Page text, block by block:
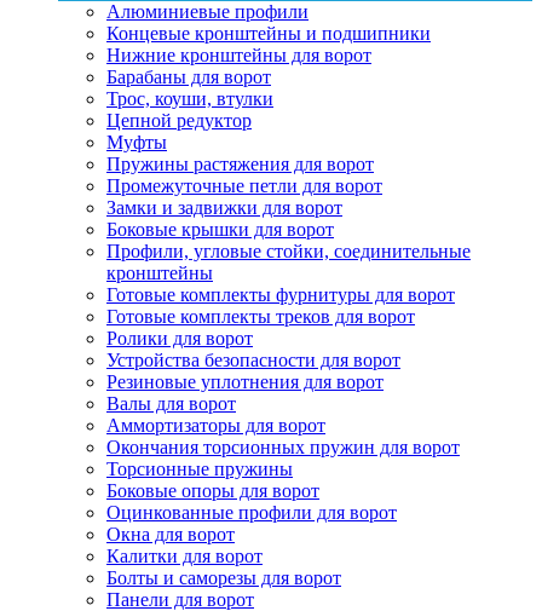
Алюминиевые профили
Концевые кронштейны и подшипники
Нижние кронштейны для ворот
Барабаны для ворот
Трос, коуши, втулки
Цепной редуктор
Муфты
Пружины растяжения для ворот
Промежуточные петли для ворот
Замки и задвижки для ворот
Боковые крышки для ворот
Профили, угловые стойки, соединительные
кронштейны
Готовые комплекты фурнитуры для ворот
Готовые комплекты треков для ворот
Ролики для ворот
Устройства безопасности для ворот
Резиновые уплотнения для ворот
Валы для ворот
Аммортизаторы для ворот
Окончания торсионных пружин для ворот
Торсионные пружины
Боковые опоры для ворот
Оцинкованные профили для ворот
Окна для ворот
Калитки для ворот
Болты и саморезы для ворот
Панели для ворот